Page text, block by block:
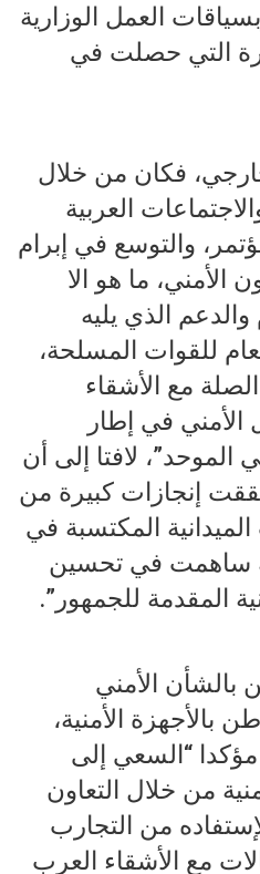
العمل الوزارية
التي حصلت في
فكان من خلال
العربية
والتوسع في إبرام
الأمني، ما هو الا
الذي يليه
للقوات المسلحة،
مع الأشقاء
الأمني في إطار
الموحد”، لافتا إلى أن
إنجازات كبيرة من
المكتسبة في
ساهمت في تحسين
المقدمة للجمهور”.
بالشأن الأمني
بالأجهزة الأمنية،
“السعي إلى
من خلال التعاون
من التجارب
مع الأشقاء العرب